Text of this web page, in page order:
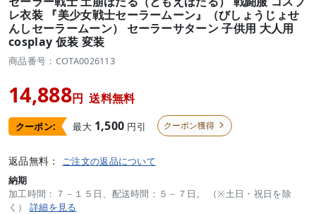
レ衣装 『美少女戦士セーラームーン』（びしょうじょせ
んしセーラームーン） セーラーサターン 子供用 大人用
cosplay 仮装 変装
商品番号：COTA0026113
14,888円 送料無料
クーポン: 最大 1,500 円引 クーポン獲得 
返品無料： ご注文の返品について
納期
加工時間：７－１５日、配送時間：５－７日。 （※土日・祝日を除
く） 詳細を見る